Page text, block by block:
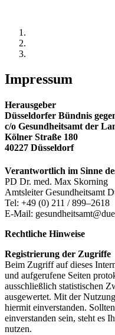
Impressum
Herausgeber
Düsseldorfer Bündnis
c/o Gesundheitsamt der
Kölner Straße 180
40227 Düsseldorf
Verantwortlich im Sinne
PD Dr. med. Max Skorning
Amtsleiter Gesundheitsamt
Tel: +49 (0) 211 / 899–2618
E-Mail:
Rechtliche Hinweise
Registrierung der Zugriffe
Beim Zugriff auf dieses
und aufgerufene Seiten
ausschließlich statistischen
ausgewertet. Mit der
hiermit einverstanden.
einverstanden sein, steht es
nutzen.